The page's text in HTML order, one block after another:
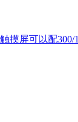
摸屏可以配300/